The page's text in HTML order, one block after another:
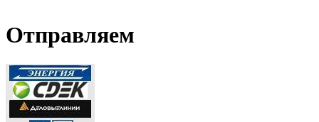
Отправляем